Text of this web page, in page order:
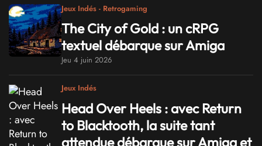
Jeux Indés - Retrogaming
The City of Gold : un cRPG
textuel débarque sur Amiga
Jeu 4 juin 2026
Jeux Indés
Head Over Heels : avec Return
to Blacktooth, la suite tant
attendue débarque sur Amiga et